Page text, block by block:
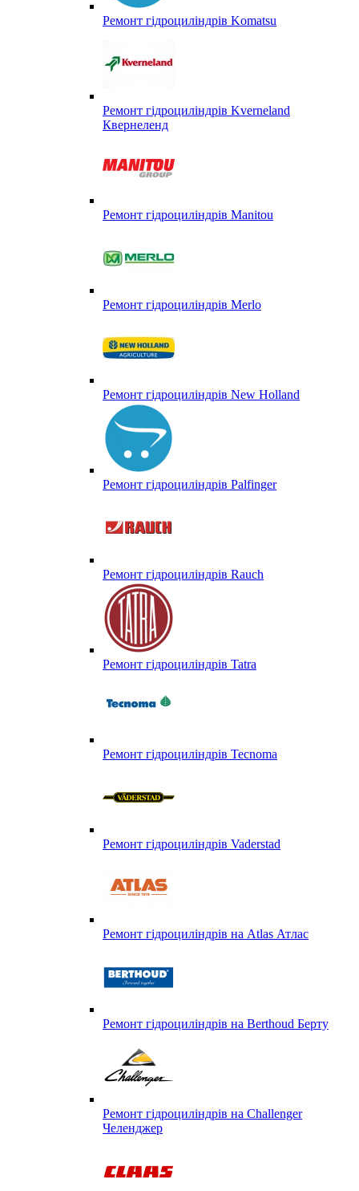
Ремонт гідроциліндрів Komatsu
Ремонт гідроциліндрів Kverneland
Квернеленд
Ремонт гідроциліндрів Manitou
Ремонт гідроциліндрів Merlo
Ремонт гідроциліндрів New Holland
Ремонт гідроциліндрів Palfinger
Ремонт гідроциліндрів Rauch
Ремонт гідроциліндрів Tatra
Ремонт гідроциліндрів Tecnoma
Ремонт гідроциліндрів Vaderstad
Ремонт гідроциліндрів на Atlas Атлас
Ремонт гідроциліндрів на Berthoud Берту
Ремонт гідроциліндрів на Challenger
Челенджер